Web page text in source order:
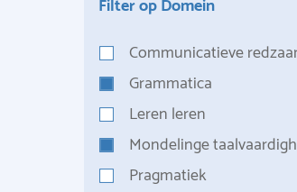
Filter op Domein
Communicatieve
Grammatica
Leren leren
Mondelinge
Pragmatiek